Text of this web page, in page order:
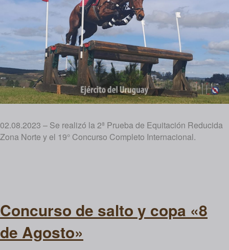
02.08.2023 – Se realizó la 2ª Prueba de Equitación Reducida
Zona Norte y el 19° Concurso Completo Internacional.
Concurso de salto y copa «8
de Agosto»